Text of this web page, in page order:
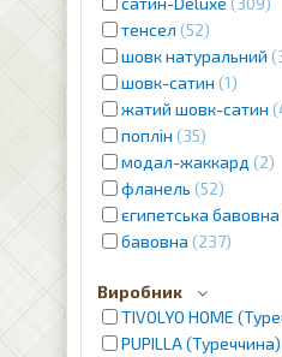
тенсел 52
шовк натуральний
шовк-сатин 1
жатий шовк-сатин
поплін 35
модал-жаккард
2
фланель 52
єгипетська бавовна
бавовна 237
Виробник
TIVOLYO HOME
PUPILLA (Туреччина)